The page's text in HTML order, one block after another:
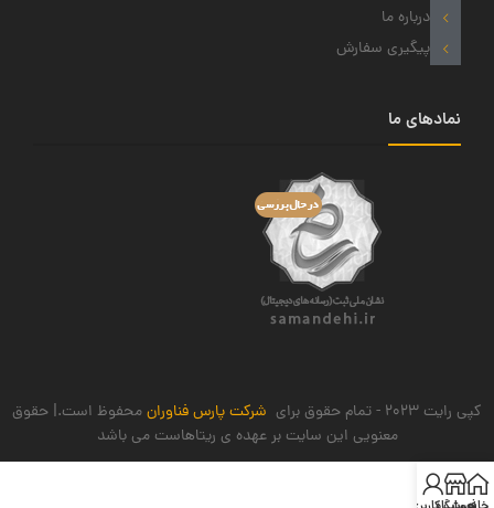
درباره ما
پیگیری سفارش
نمادهای ما
کپی رایت 2023 - تمام حقوق برای شرکت پارس فناورانمحفوظ است.| حقوق
معنویی این سایت بر عهده ی ریتاهاست می باشد